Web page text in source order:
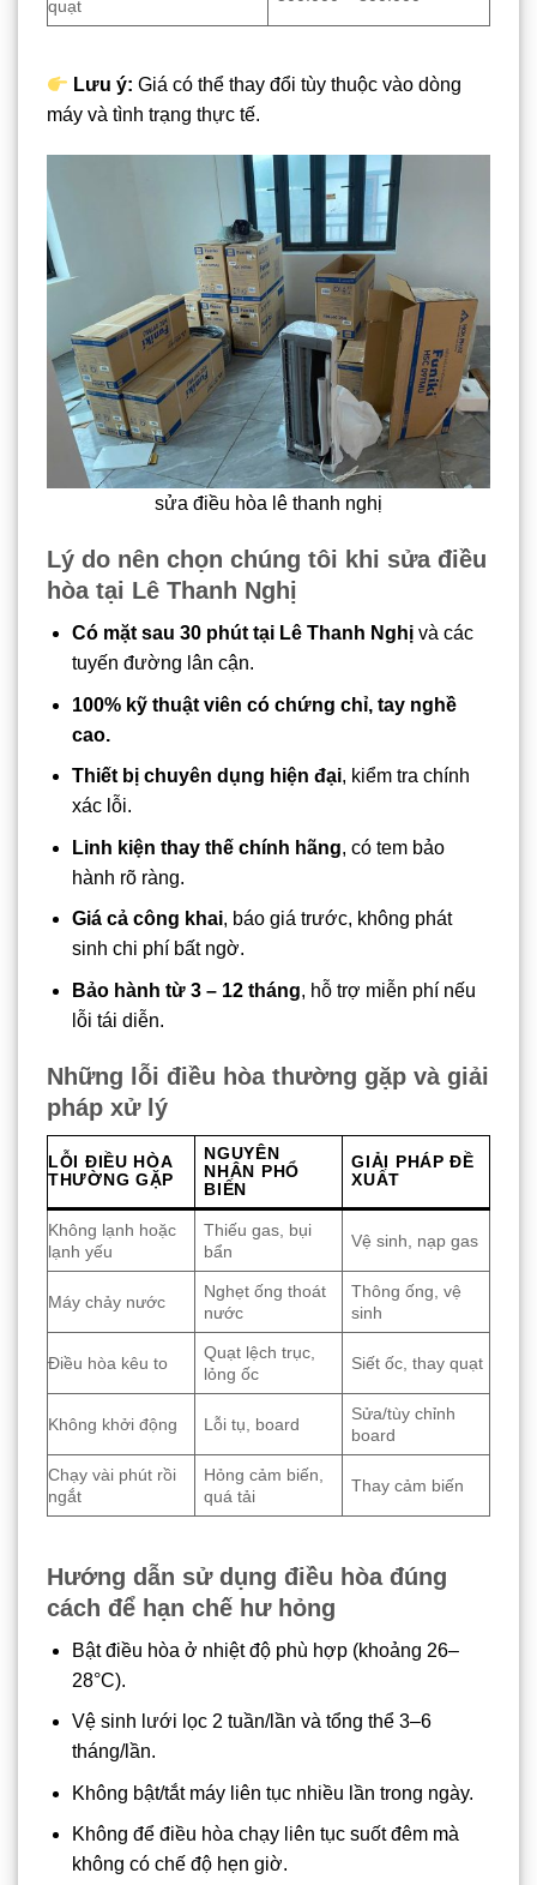
quạt
Lưu ý: Giá có thể thay đổi tùy thuộc vào dòng
máy và tình trạng thực tế.
sửa điều hòa lê thanh nghị
Lý do nên chọn chúng tôi khi sửa điều
hòa tại Lê Thanh Nghị
Có mặt sau 30 phút tại Lê Thanh Nghịvà các
tuyến đường lân cận.
100% kỹ thuật viên có chứng chỉ, tay nghề
cao.
Thiết bị chuyên dụng hiện đại, kiểm tra chính
xác lỗi.
Linh kiện thay thế chính hãng, có tem bảo
hành rõ ràng.
Giá cả công khai, báo giá trước, không phát
sinh chi phí bất ngờ.
Bảo hành từ 3 – 12 tháng, hỗ trợ miễn phí nếu
lỗi tái diễn.
Những lỗi điều hòa thường gặp và giải
pháp xử lý
LỖI ĐIỀU HÒA
THƯỜNG GẶP
NGUYÊN
NHÂN PHỔ
BIẾN
GIẢI PHÁP ĐỀ
XUẤT
Không lạnh hoặc
lạnh yếu
Thiếu gas, bụi
bẩn
Vệ sinh, nạp gas
Máy chảy nước
Nghẹt ống thoát
nước
Thông ống, vệ
sinh
Điều hòa kêu to
Quạt lệch trục,
lỏng ốc
Siết ốc, thay quạt
Không khởi động Lỗi tụ, board
Sửa/tùy chỉnh
board
Chạy vài phút rồi
ngắt
Hỏng cảm biến,
quá tải
Thay cảm biến
Hướng dẫn sử dụng điều hòa đúng
cách để hạn chế hư hỏng
Bật điều hòa ở nhiệt độ phù hợp (khoảng 26–
28°C).
Vệ sinh lưới lọc 2 tuần/lần và tổng thể 3–6
tháng/lần.
Không bật/tắt máy liên tục nhiều lần trong ngày.
Không để điều hòa chạy liên tục suốt đêm mà
không có chế độ hẹn giờ.